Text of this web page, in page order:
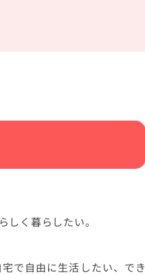
しく暮らしたい。
で自由に生活したい、でき